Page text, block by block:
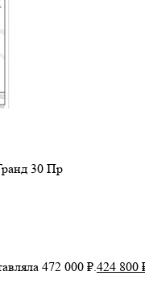
30 Пр
472 000 ₽.424 800